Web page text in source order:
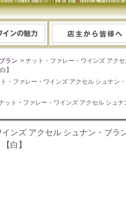
ラン > ナット・ファレー・ワインズ アク
】
・ファレー・ワインズ アクセル シュナン
ット・ファレー・ワインズ アクセル シュ
ンズ アクセル シュナン・ブ
白】